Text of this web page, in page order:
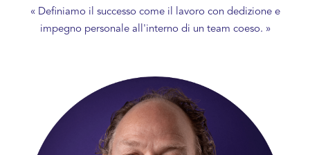
« Definiamo il successo come il lavoro con dedizione e
impegno personale all'interno di un team coeso. »